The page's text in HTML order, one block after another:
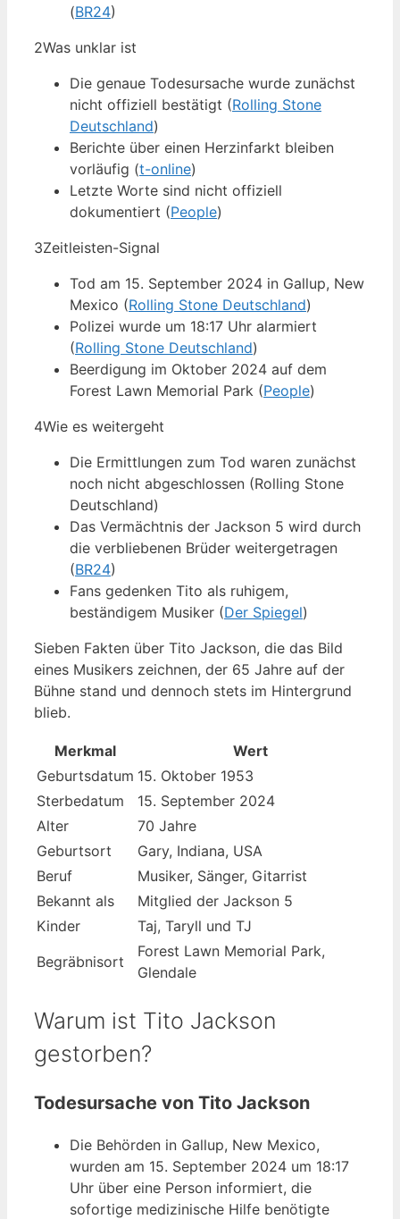
(BR24)
2Was unklar ist
Die genaue Todesursache wurde zunächst
nicht offiziell bestätigt (Rolling Stone
Deutschland)
Berichte über einen Herzinfarkt bleiben
vorläufig (t-online)
Letzte Worte sind nicht offiziell
dokumentiert (People)
3Zeitleisten-Signal
Tod am 15. September 2024 in Gallup, New
Mexico (Rolling Stone Deutschland)
Polizei wurde um 18:17 Uhr alarmiert
(Rolling Stone Deutschland)
Beerdigung im Oktober 2024 auf dem
Forest Lawn Memorial Park (People)
4Wie es weitergeht
Die Ermittlungen zum Tod waren zunächst
noch nicht abgeschlossen (Rolling Stone
Deutschland)
Das Vermächtnis der Jackson 5 wird durch
die verbliebenen Brüder weitergetragen
(BR24)
Fans gedenken Tito als ruhigem,
beständigem Musiker (Der Spiegel)
Sieben Fakten über Tito Jackson, die das Bild
eines Musikers zeichnen, der 65 Jahre auf der
Bühne stand und dennoch stets im Hintergrund
blieb.
Merkmal
Wert
Geburtsdatum 15. Oktober 1953
Sterbedatum
15. September 2024
Alter
70 Jahre
Geburtsort
Gary, Indiana, USA
Beruf
Musiker, Sänger, Gitarrist
Bekannt als
Mitglied der Jackson 5
Kinder
Taj, Taryll und TJ
Begräbnisort
Forest Lawn Memorial Park,
Glendale
Warum ist Tito Jackson
gestorben?
Todesursache von Tito Jackson
Die Behörden in Gallup, New Mexico,
wurden am 15. September 2024 um 18:17
Uhr über eine Person informiert, die
sofortige medizinische Hilfe benötigte